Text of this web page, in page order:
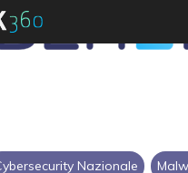
Nazionale